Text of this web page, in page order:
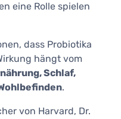
eine Rolle spielen
dass Probiotika
hängt vom
Schlaf,
.
von Harvard, Dr.